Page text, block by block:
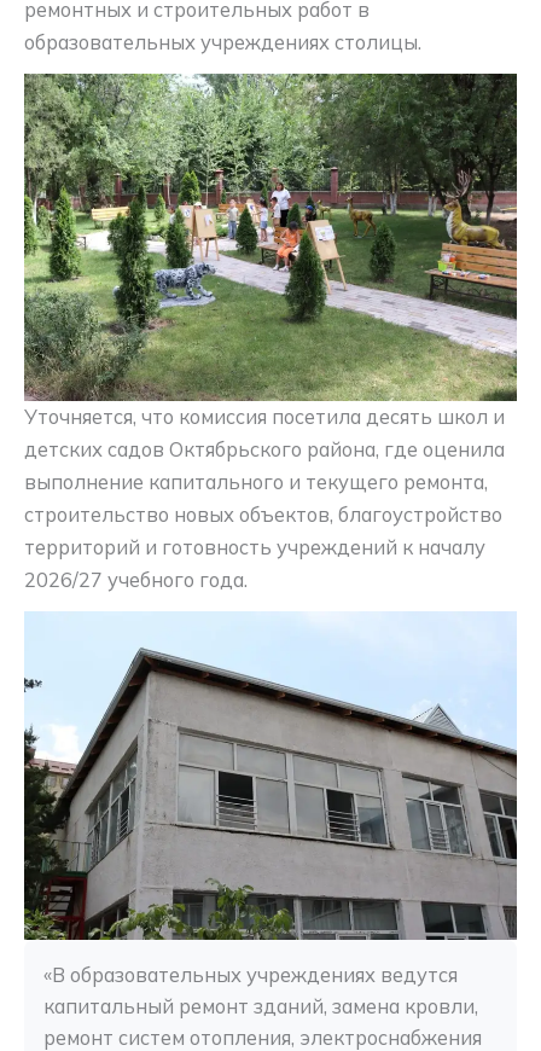
ремонтных и строительных работ в
образовательных учреждениях столицы.
Уточняется, что комиссия посетила десять школ и
детских садов Октябрьского района, где оценила
выполнение капитального и текущего ремонта,
строительство новых объектов, благоустройство
территорий и готовность учреждений к началу
2026/27 учебного года.
«В образовательных учреждениях ведутся
капитальный ремонт зданий, замена кровли,
ремонт систем отопления, электроснабжения